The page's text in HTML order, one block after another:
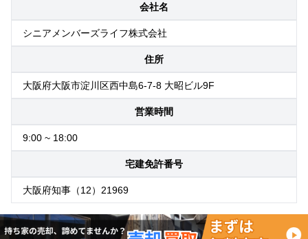
会社名
シニアメンバーズライフ株式会社
住所
大阪府大阪市淀川区西中島6-7-8 大昭ビル9F
営業時間
9:00 ~ 18:00
宅建免許番号
大阪府知事（12）21969